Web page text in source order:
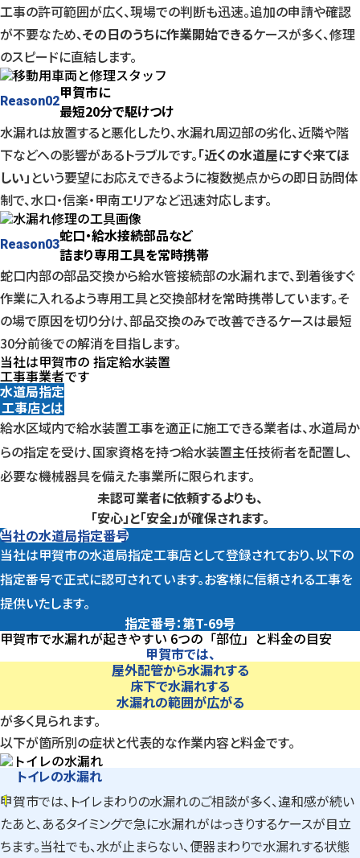
工事の許可範囲が広く、現場での判断も迅速。追加の申請や確認
が不要なため、その日のうちに作業開始できるケースが多く、修理
のスピードに直結します。
Reason02甲賀市に
最短20分で駆けつけ
水漏れは放置すると悪化したり、水漏れ周辺部の劣化、近隣や階
下などへの影響があるトラブルです。「近くの水道屋にすぐ来てほ
しい」 という要望にお応えできるように複数拠点からの即日訪問体
制で、水口・信楽・甲南エリアなど迅速対応します。
Reason03蛇口・給水接続部品など
詰まり専用工具を常時携帯
蛇口内部の部品交換から給水管接続部の水漏れまで、到着後すぐ
作業に入れるよう専用工具と交換部材を常時携帯しています。そ
の場で原因を切り分け、部品交換のみで改善できるケースは最短
30分前後での解消を目指します。
当社は甲賀市の 指定給水装置
工事事業者です
水道局指定
工事店とは
給水区域内で給水装置工事を適正に施工できる業者は、水道局か
らの指定を受け、国家資格を持つ給水装置主任技術者を配置し、
必要な機械器具を備えた事業所に限られます。
未認可業者に依頼するよりも、
「安心」と「安全」が確保されます。
当社の水道局指定番号
当社は甲賀市の水道局指定工事店として登録されており、以下の
指定番号で正式に認可されています。お客様に信頼される工事を
提供いたします。
指定番号：第T-69号
甲賀市で水漏れが起きやすい 6つの「部位」 と料金の目安
甲賀市では、
屋外配管から水漏れする
床下で水漏れする
水漏れの範囲が広がる
が多く見られます。
以下が箇所別の症状と代表的な作業内容と料金です。
1
トイレの水漏れ
甲賀市では、トイレまわりの水漏れのご相談が多く、違和感が続い
たあと、あるタイミングで急に水漏れがはっきりするケースが目立
ちます。当社でも、水が止まらない、便器まわりで水漏れする状態